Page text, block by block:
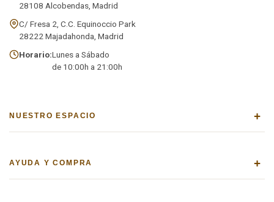
28108 Alcobendas, Madrid
C/ Fresa 2, C.C. Equinoccio Park
28222 Majadahonda, Madrid
Horario:Lunes a Sábado
de 10:00h a 21:00h
NUESTRO ESPACIO +
AYUDA Y COMPRA +